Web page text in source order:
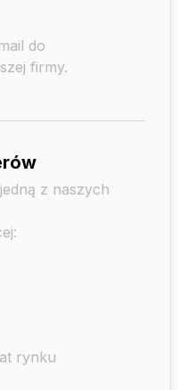
do
firmy.
z naszych
rynku